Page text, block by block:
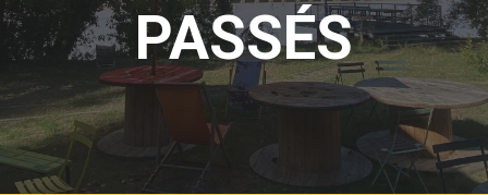
PASSÉS